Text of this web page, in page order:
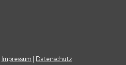
Impressum | Datenschutz